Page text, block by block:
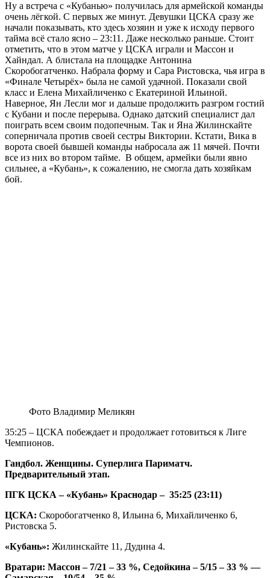
Ну а встреча с «Кубанью» получилась для армейской команды
очень лёгкой. С первых же минут. Девушки ЦСКА сразу же
начали показывать, кто здесь хозяин и уже к исходу первого
тайма всё стало ясно – 23:11. Даже несколько раньше. Стоит
отметить, что в этом матче у ЦСКА играли и Массон и
Хайндал. А блистала на площадке Антонина
Скоробогатченко. Набрала форму и Сара Ристовска, чья игра в
«Финале Четырёх» была не самой удачной. Показали свой
класс и Елена Михайличенко с Екатериной Ильиной.
Наверное, Ян Лесли мог и дальше продолжить разгром гостий
с Кубани и после перерыва. Однако датский специалист дал
поиграть всем своим подопечным. Так и Яна Жилинскайте
соперничала против своей сестры Виктории. Кстати, Вика в
ворота своей бывшей команды набросала аж 11 мячей. Почти
все из них во втором тайме. В общем, армейки были явно
сильнее, а «Кубань», к сожалению, не смогла дать хозяйкам
бой.
Фото Владимир Меликян
35:25 – ЦСКА побеждает и продолжает готовиться к Лиге
Чемпионов.
Гандбол. Женщины. Суперлига Париматч.
Предварительный этап.
ПГК ЦСКА – «Кубань» Краснодар – 35:25 (23:11)
ЦСКА: Скоробогатченко 8, Ильина 6, Михайличенко 6,
Ристовска 5.
«Кубань»: Жилинскайте 11, Дудина 4.
Вратари: Массон – 7/21 – 33 %, Седойкина – 5/15 – 33 % —